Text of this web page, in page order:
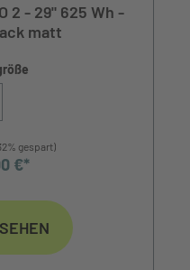
2 - 29" 625 Wh -
matt
gespart)
€*